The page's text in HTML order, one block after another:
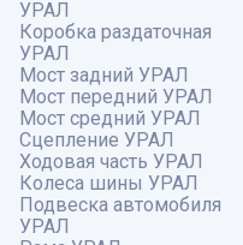
УРАЛ
Коробка раздаточная
УРАЛ
Мост задний УРАЛ
Мост передний УРАЛ
Мост средний УРАЛ
Сцепление УРАЛ
Ходовая часть УРАЛ
Колеса шины УРАЛ
Подвеска автомобиля
УРАЛ